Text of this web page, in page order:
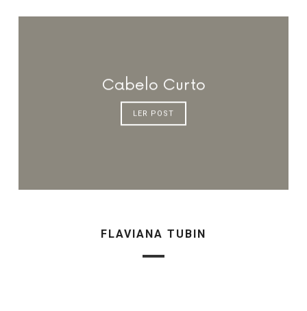
Cabelo Curto
LER POST
FLAVIANA TUBIN